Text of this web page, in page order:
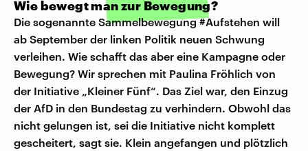
Wie bewegt man zur Bewegung?
Die sogenannte Sammelbewegung #Aufstehen will
ab September der linken Politik neuen Schwung
verleihen. Wie schafft das aber eine Kampagne oder
Bewegung? Wir sprechen mit Paulina Fröhlich von
der Initiative „Kleiner Fünf“. Das Ziel war, den Einzug
der AfD in den Bundestag zu verhindern. Obwohl das
nicht gelungen ist, sei die Initiative nicht komplett
gescheitert, sagt sie. Klein angefangen und plötzlich